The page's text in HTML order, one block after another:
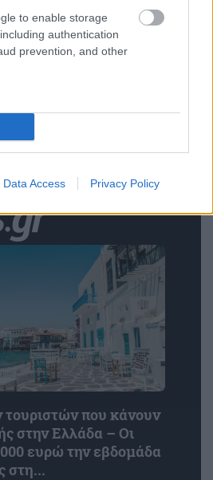
to enable storage
authentication
prevention, and other
Data Access Privacy Policy
Ποιοι ΑΦΜ
αίτηση σήμερα –
που κάνουν
στην Ελλάδα – Οι
ευρώ την εβδομάδα
στη...